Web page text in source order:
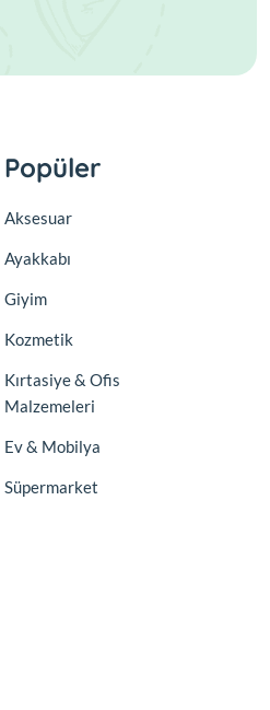
Popüler
Aksesuar
Ayakkabı
Giyim
Kozmetik
Kırtasiye & Ofis
Malzemeleri
Ev & Mobilya
Süpermarket